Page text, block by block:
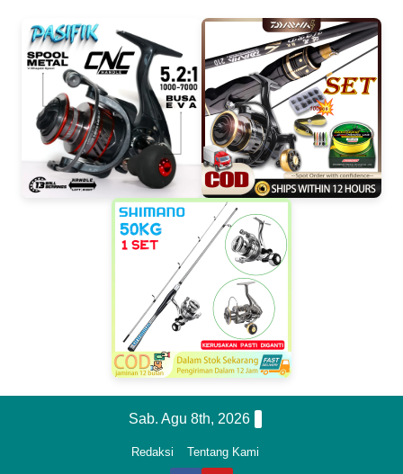
Sab. Agu 8th, 2026
Redaksi Tentang Kami